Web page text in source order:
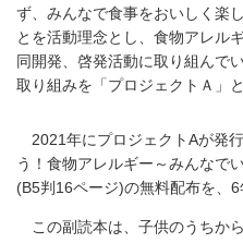
ず、みんなで食事をおいしく楽
とを活動理念とし、食物アレル
同開発、啓発活動に取り組んで
取り組みを「プロジェクトＡ」
2021年にプロジェクトAが発
う！食物アレルギー～みんなで
(B5判16ページ)の無料配布を、6
この副読本は、子供のうちか